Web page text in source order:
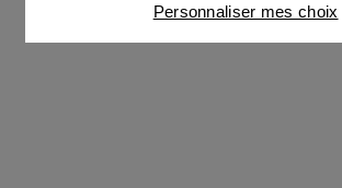
Connaître notre politique cookies et la
partenaires
Personnaliser mes choix